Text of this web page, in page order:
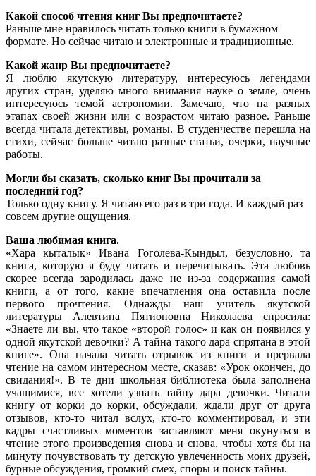
Какой способ чтения книг Вы предпочитаете?
Раньше мне нравилось читать только книги в бумажном
формате. Но сейчас читаю и электронные и традиционные.
Какой жанр Вы предпочитаете?
Я люблю якутскую литературу, интересуюсь легендами
других стран, уделяю много внимания науке о земле, очень
интересуюсь темой астрономии. Замечаю, что на разных
этапах своей жизни или с возрастом читаю разное. Раньше
всегда читала детективы, романы. В студенчестве перешла на
стихи, сейчас больше читаю разные статьи, очерки, научные
работы.
Могли бы сказать, сколько книг Вы прочитали за
последний год?
Только одну книгу. Я читаю его раз в три года. И каждый раз
совсем другие ощущения.
Ваша любимая книга.
«Хара кыталык» Ивана Гоголева-Кындыл, безусловно, та
книга, которую я буду читать и перечитывать. Эта любовь
скорее всегда зародилась даже не из-за содержания самой
книги, а от того, какие впечатления она оставила после
первого прочтения. Однажды наш учитель якутской
литературы Алевтина Пятионовна Николаева спросила:
«Знаете ли вы, что такое «второй голос» и как он появился у
одной якутской девочки? А тайна такого дара спрятана в этой
книге». Она начала читать отрывок из книги и прервала
чтение на самом интересном месте, сказав: «Урок окончен, до
свидания!». В те дни школьная библиотека была заполнена
учащимися, все хотели узнать тайну дара девочки. Читали
книгу от корки до корки, обсуждали, ждали друг от друга
отзывов, кто-то читал вслух, кто-то комментировал, и эти
кадры счастливых моментов заставляют меня окунуться в
чтение этого произведения снова и снова, чтобы хотя бы на
минуту почувствовать ту детскую увлеченность моих друзей,
бурные обсуждения, громкий смех, споры и поиск тайны.